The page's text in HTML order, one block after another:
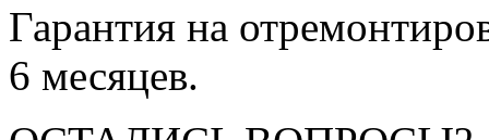
Гарантия на
6 месяцев.